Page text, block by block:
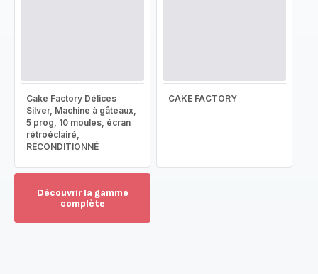
Cake Factory Délices
Silver, Machine à gâteaux,
5 prog, 10 moules, écran
rétroéclairé,
RECONDITIONNÉ
CAKE FACTORY
Découvrir la gamme
complète